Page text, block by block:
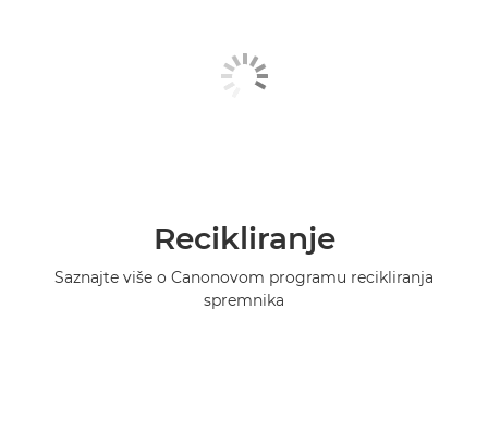
Recikliranje
Saznajte više o Canonovom programu recikliranja
spremnika